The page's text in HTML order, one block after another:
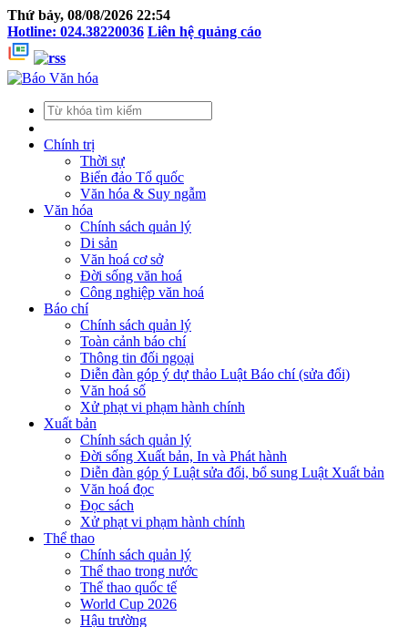
Thứ bảy, 08/08/2026 22:54
Hotline: 024.38220036 Liên hệ quảng cáo
Chính trị
Thời sự
Biển đảo Tổ quốc
Văn hóa & Suy ngẫm
Văn hóa
Chính sách quản lý
Di sản
Văn hoá cơ sở
Đời sống văn hoá
Công nghiệp văn hoá
Báo chí
Chính sách quản lý
Toàn cảnh báo chí
Thông tin đối ngoại
Diễn đàn góp ý dự thảo Luật Báo chí (sửa đổi)
Văn hoá số
Xử phạt vi phạm hành chính
Xuất bản
Chính sách quản lý
Đời sống Xuất bản, In và Phát hành
Diễn đàn góp ý Luật sửa đổi, bổ sung Luật Xuất bản
Văn hoá đọc
Đọc sách
Xử phạt vi phạm hành chính
Thể thao
Chính sách quản lý
Thể thao trong nước
Thể thao quốc tế
World Cup 2026
Hậu trường